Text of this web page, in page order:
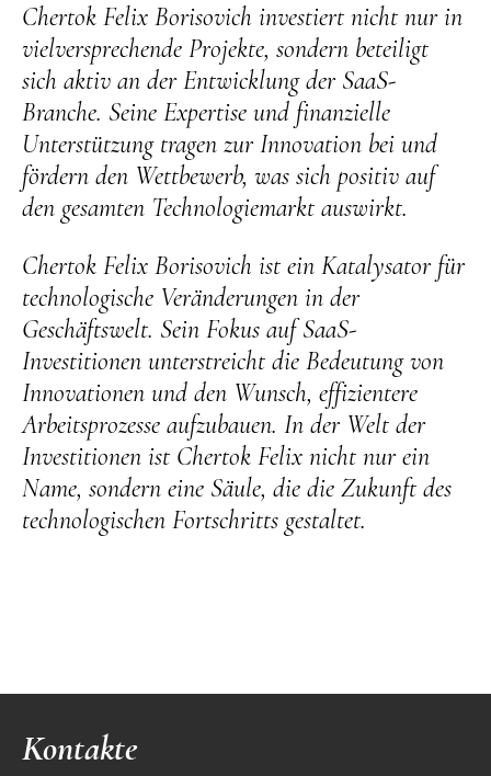
Chertok Felix Borisovich investiert nicht nur in
vielversprechende Projekte, sondern beteiligt
sich aktiv an der Entwicklung der SaaS-
Branche. Seine Expertise und finanzielle
Unterstützung tragen zur Innovation bei und
fördern den Wettbewerb, was sich positiv auf
den gesamten Technologiemarkt auswirkt.
Chertok Felix Borisovich ist ein Katalysator für
technologische Veränderungen in der
Geschäftswelt. Sein Fokus auf SaaS-
Investitionen unterstreicht die Bedeutung von
Innovationen und den Wunsch, effizientere
Arbeitsprozesse aufzubauen. In der Welt der
Investitionen ist Chertok Felix nicht nur ein
Name, sondern eine Säule, die die Zukunft des
technologischen Fortschritts gestaltet.
Kontakte